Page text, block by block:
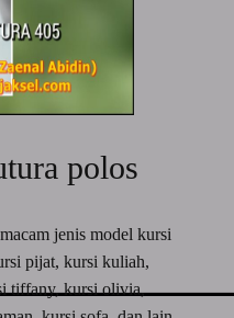
polos
jenis model kursi
pijat, kursi kuliah,
tiffany, kursi olivia,